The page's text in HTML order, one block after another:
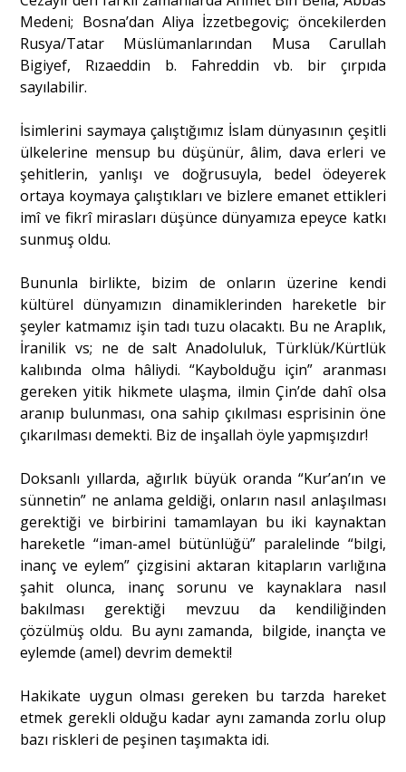
Medeni; Bosna’dan Aliya İzzetbegoviç; öncekilerden
Rusya/Tatar Müslümanlarından Musa Carullah
Bigiyef, Rızaeddin b. Fahreddin vb. bir çırpıda
sayılabilir.
İsimlerini saymaya çalıştığımız İslam dünyasının çeşitli
ülkelerine mensup bu düşünür, âlim, dava erleri ve
şehitlerin, yanlışı ve doğrusuyla, bedel ödeyerek
ortaya koymaya çalıştıkları ve bizlere emanet ettikleri
imî ve fikrî mirasları düşünce dünyamıza epeyce katkı
sunmuş oldu.
Bununla birlikte, bizim de onların üzerine kendi
kültürel dünyamızın dinamiklerinden hareketle bir
şeyler katmamız işin tadı tuzu olacaktı. Bu ne Araplık,
İranilik vs; ne de salt Anadoluluk, Türklük/Kürtlük
kalıbında olma hâliydi. “Kaybolduğu için” aranması
gereken yitik hikmete ulaşma, ilmin Çin’de dahî olsa
aranıp bulunması, ona sahip çıkılması esprisinin öne
çıkarılması demekti. Biz de inşallah öyle yapmışızdır!
Doksanlı yıllarda, ağırlık büyük oranda “Kur’an’ın ve
sünnetin” ne anlama geldiği, onların nasıl anlaşılması
gerektiği ve birbirini tamamlayan bu iki kaynaktan
hareketle “iman-amel bütünlüğü” paralelinde “bilgi,
inanç ve eylem” çizgisini aktaran kitapların varlığına
şahit olunca, inanç sorunu ve kaynaklara nasıl
bakılması gerektiği mevzuu da kendiliğinden
çözülmüş oldu. Bu aynı zamanda, bilgide, inançta ve
eylemde (amel) devrim demekti!
Hakikate uygun olması gereken bu tarzda hareket
etmek gerekli olduğu kadar aynı zamanda zorlu olup
bazı riskleri de peşinen taşımakta idi.